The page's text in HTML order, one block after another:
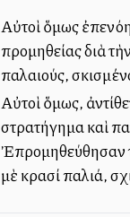
Αὐτοὶ ὅμως
προμηθείας διὰ
παλαιούς,
Αὐτοὶ ὅμως,
στρατήγημα καὶ
Ἐπρομηθεύθησαν
μὲ κρασί παλιά,